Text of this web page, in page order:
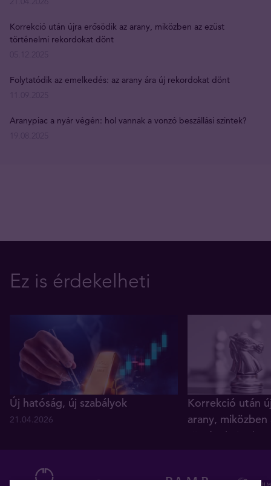
Korrekció után újra erősödik az arany, miközben az ezüst
történelmi rekordokat dönt
Folytatódik az emelkedés: az arany ára új rekordokat dönt
Aranypiac a nyár végén: hol vannak a vonzó beszállási szintek?
Ez is érdekelheti
Új hatóság, új szabályok
21.04.2026
Korrekció után
arany, miközben
történelmi